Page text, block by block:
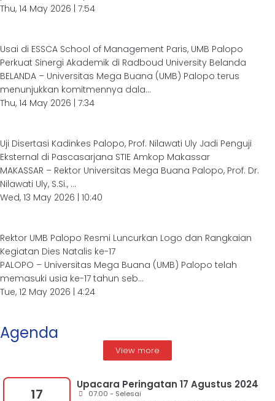
Thu, 14 May 2026 | 7:54
Usai di ESSCA School of Management Paris, UMB Palopo
Perkuat Sinergi Akademik di Radboud University Belanda
BELANDA – Universitas Mega Buana (UMB) Palopo terus
menunjukkan komitmennya dala...
Thu, 14 May 2026 | 7:34
Uji Disertasi Kadinkes Palopo, Prof. Nilawati Uly Jadi Penguji
Eksternal di Pascasarjana STIE Amkop Makassar
MAKASSAR – Rektor Universitas Mega Buana Palopo, Prof. Dr.
Nilawati Uly, S.Si., ...
Wed, 13 May 2026 | 10:40
Rektor UMB Palopo Resmi Luncurkan Logo dan Rangkaian
Kegiatan Dies Natalis ke-17
PALOPO – Universitas Mega Buana (UMB) Palopo telah
memasuki usia ke-17 tahun seb...
Tue, 12 May 2026 | 4:24
Agenda
View more
17
Upacara Peringatan 17 Agustus 2024
07.00 - Selesai